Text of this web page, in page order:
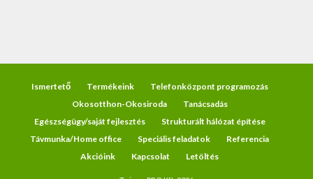
Ismertető Termékeink
Telefonközpont programozás
Okosotthon-Okosiroda
Tanácsadás
Egészségügy/saját fejlesztés
Strukturált hálózat építése
Távmunka/Home office
Speciális feladatok
Referencia
Akcióink
Kapcsolat Letöltés